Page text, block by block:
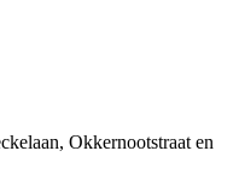
Okkernootstraat en